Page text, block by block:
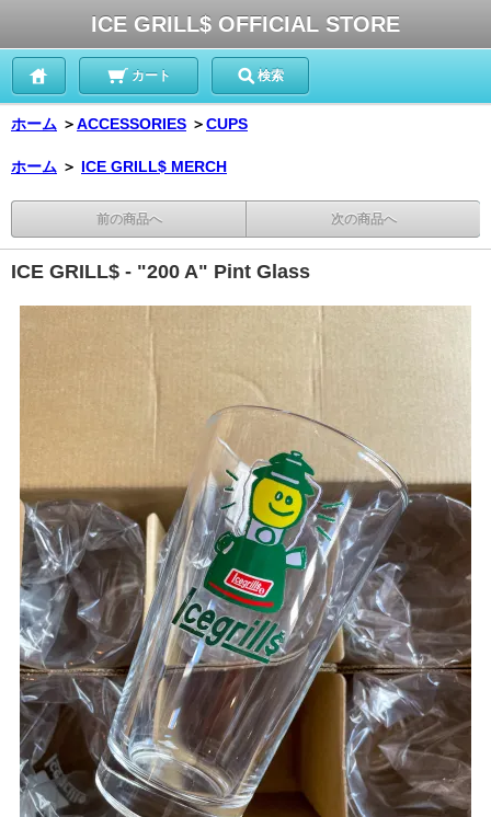
ICE GRILL$ OFFICIAL STORE
カート 検索
ホーム ＞ACCESSORIES ＞CUPS
ホーム ＞ ICE GRILL$ MERCH
前の商品へ 次の商品へ
ICE GRILL$ - "200 A" Pint Glass